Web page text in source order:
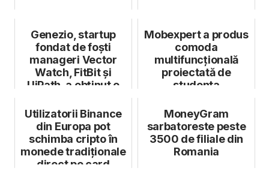
Genezio, startup
fondat de foști
manageri Vector
Watch, FitBit și
UiPath, a obținut o
Mobexpert a produs
comoda
multifuncţională
proiectată de
studenta
competiţiei
Inspode...
Utilizatorii Binance
din Europa pot
schimba cripto în
monede tradiționale
direct pe card
MoneyGram
sarbatoreste peste
3500 de filiale din
Romania